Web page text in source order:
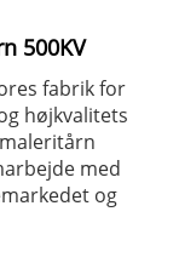
500KV
fabrik for
højkvalitets
med
og